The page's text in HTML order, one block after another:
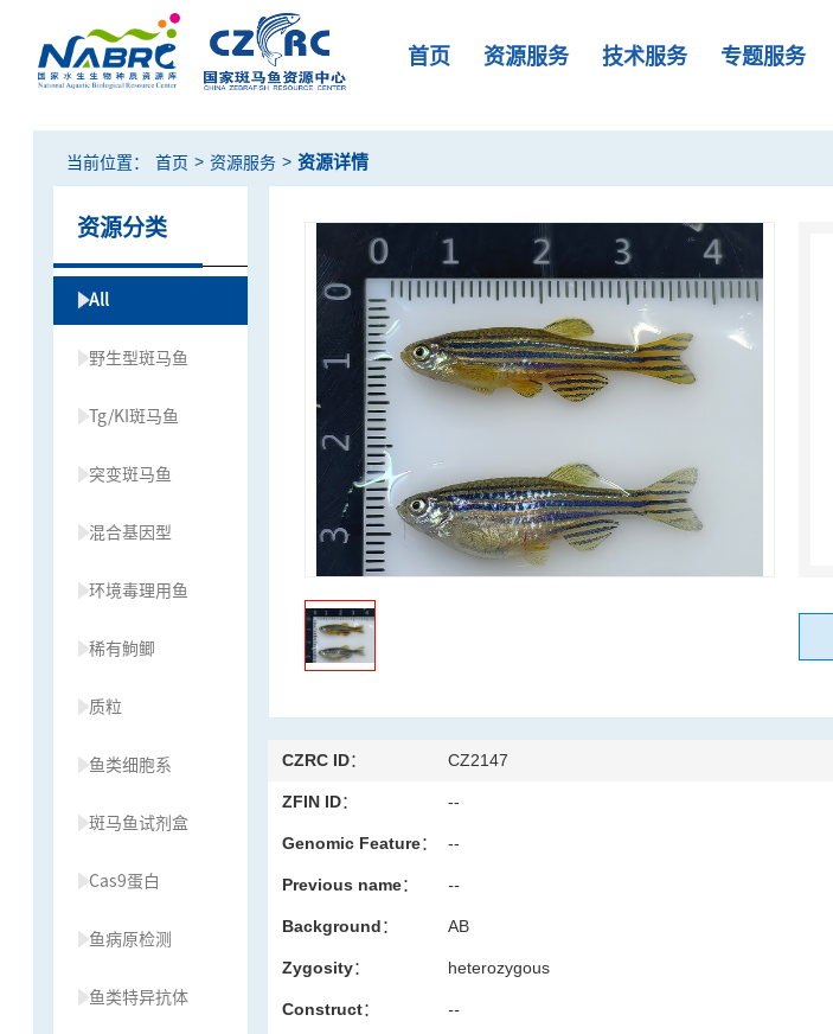
首页 资源服务 技术服务 专题服务
当前位置： 首页 > 资源服务 > 资源详情
资源分类
All
野生型斑马鱼
Tg/KI斑马鱼
突变斑马鱼
混合基因型
环境毒理用鱼
稀有鮈鲫
质粒
鱼类细胞系
斑马鱼试剂盒
Cas9蛋白
鱼病原检测
鱼类特异抗体
CZRC ID： CZ2147
ZFIN ID： --
Genomic Feature： --
Previous name： --
Background： AB
Zygosity： heterozygous
Construct： --